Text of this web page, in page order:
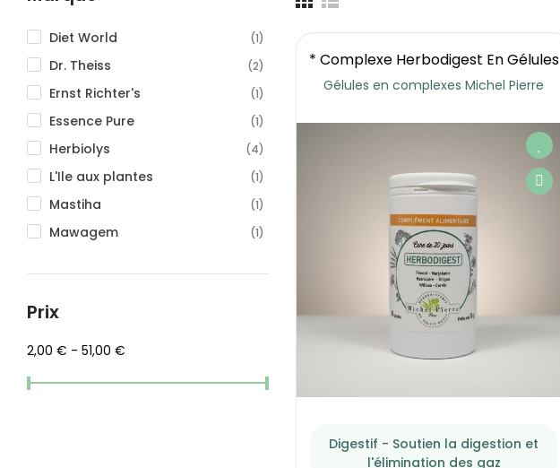
* Complexe Herbodigest En Gélules
Gélules en complexes Michel Pierre
Digestif - Soutien la digestion et
l'élimination des gaz
Diet World (1)
Dr. Theiss (2)
Ernst Richter's (1)
Essence Pure (1)
Herbiolys (4)
L'Ile aux plantes (1)
Mastiha (1)
Mawagem (1)
Nutrivie
Phyto compagnon
Prix
2,00 € - 51,00 €